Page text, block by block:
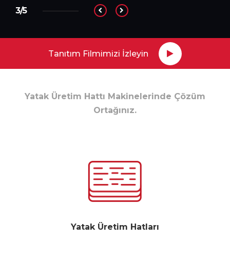
Tanıtım Filmimizi İzleyin
3/5
Yatak Üretim Hattı Makinelerinde Çözüm
Ortağınız.
Yatak Üretim Hatları